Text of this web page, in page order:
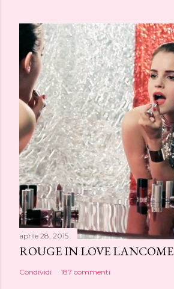
aprile 28, 2015
ROUGE IN LOVE LANCOME
Condividi 187 commenti